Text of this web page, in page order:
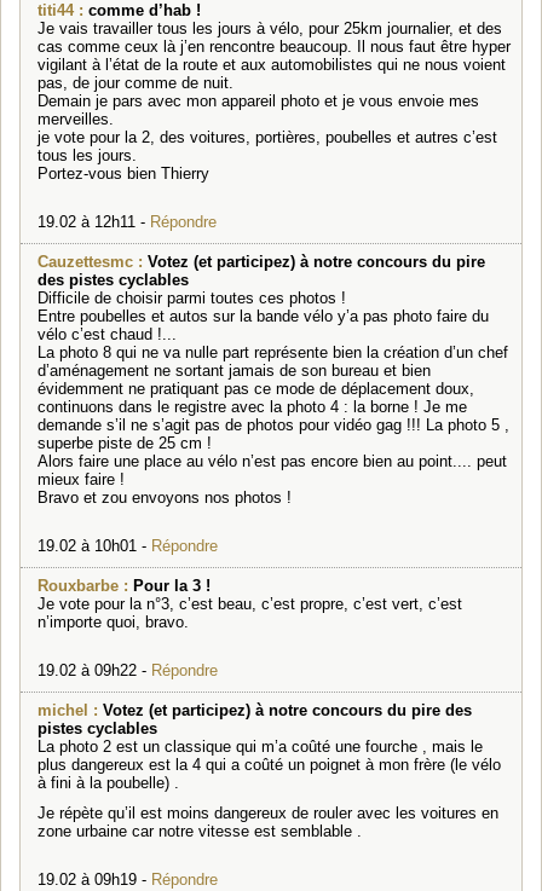
titi44 : comme d’hab !
Je vais travailler tous les jours à vélo, pour 25km journalier, et des
cas comme ceux là j’en rencontre beaucoup. Il nous faut être hyper
vigilant à l’état de la route et aux automobilistes qui ne nous voient
pas, de jour comme de nuit.
Demain je pars avec mon appareil photo et je vous envoie mes
merveilles.
je vote pour la 2, des voitures, portières, poubelles et autres c’est
tous les jours.
Portez-vous bien Thierry
19.02 à 12h11 - Répondre
Cauzettesmc : Votez (et participez) à notre concours du pire
des pistes cyclables
Difficile de choisir parmi toutes ces photos !
Entre poubelles et autos sur la bande vélo y’a pas photo faire du
vélo c’est chaud !...
La photo 8 qui ne va nulle part représente bien la création d’un chef
d’aménagement ne sortant jamais de son bureau et bien
évidemment ne pratiquant pas ce mode de déplacement doux,
continuons dans le registre avec la photo 4 : la borne ! Je me
demande s’il ne s’agit pas de photos pour vidéo gag !!! La photo 5 ,
superbe piste de 25 cm !
Alors faire une place au vélo n’est pas encore bien au point.... peut
mieux faire !
Bravo et zou envoyons nos photos !
19.02 à 10h01 - Répondre
Rouxbarbe : Pour la 3 !
Je vote pour la n°3, c’est beau, c’est propre, c’est vert, c’est
n’importe quoi, bravo.
19.02 à 09h22 - Répondre
michel : Votez (et participez) à notre concours du pire des
pistes cyclables
La photo 2 est un classique qui m’a coûté une fourche , mais le
plus dangereux est la 4 qui a coûté un poignet à mon frère (le vélo
à fini à la poubelle) .
Je répète qu’il est moins dangereux de rouler avec les voitures en
zone urbaine car notre vitesse est semblable .
19.02 à 09h19 - Répondre